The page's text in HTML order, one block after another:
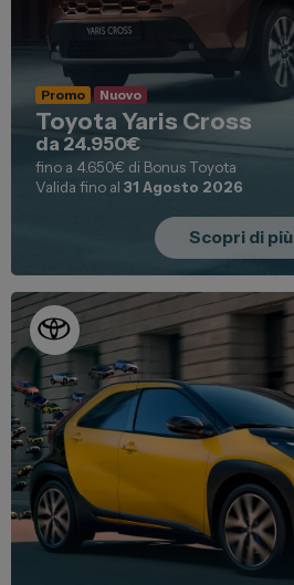
Promo Nuovo
Toyota Yaris Cross
da 24.950€
fino a 4.650€ di Bonus Toyota
Valida fino al31 Agosto 2026
Scopri di più